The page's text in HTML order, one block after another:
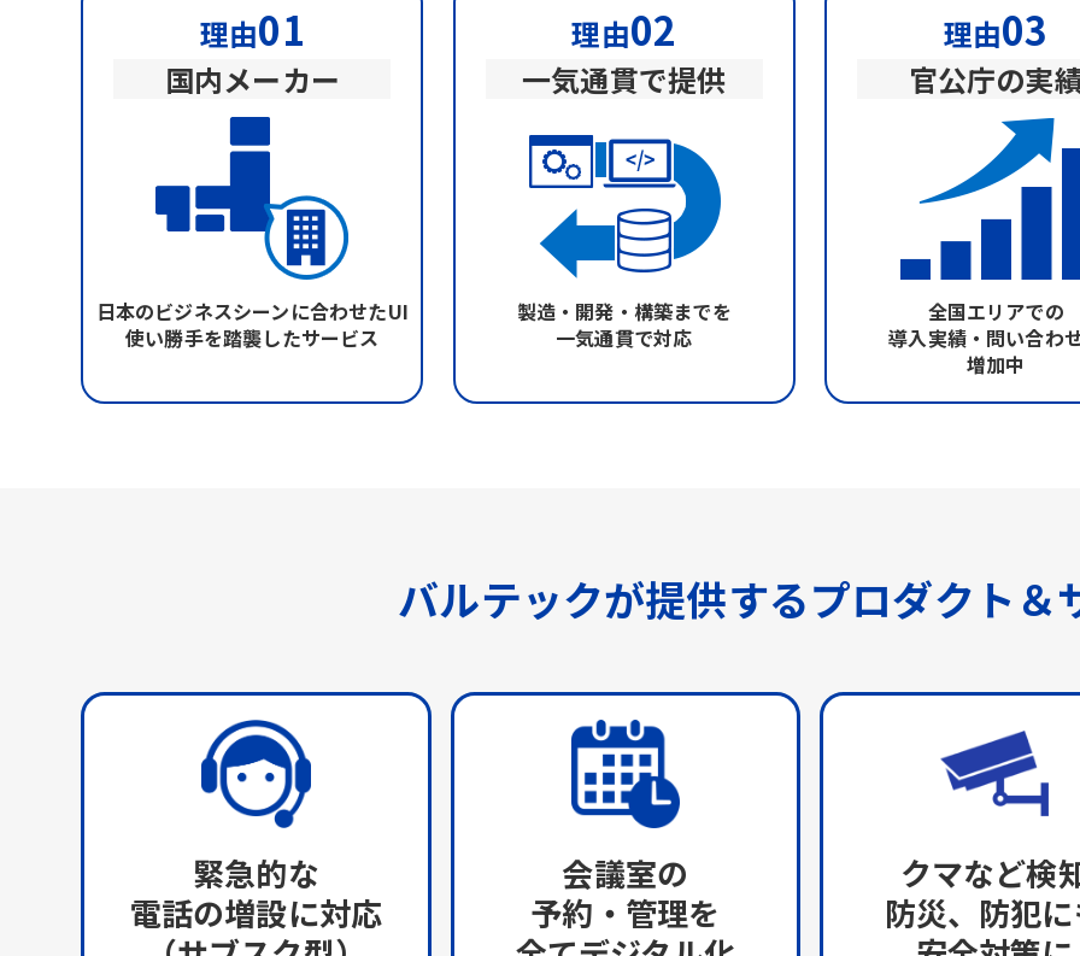
理由01
国内メーカー
日本のビジネスシーンに合わせたUI
使い勝手を踏襲したサービス
理由02
一気通貫で提供
製造・開発・構築までを
一気通貫で対応
理由03
官公庁の実
全国エリアでの
導入実績・問い合わ
増加中
バルテックが提供するプロダクト＆
緊急的な
電話の増設に対応
会議室の
予約・管理を
クマなど検
防災、防犯